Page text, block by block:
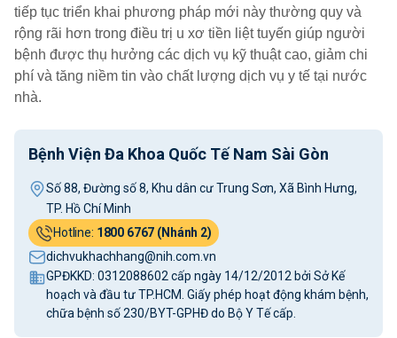
tiếp tục triển khai phương pháp mới này thường quy và
rộng rãi hơn trong điều trị u xơ tiền liệt tuyến giúp người
bệnh được thụ hưởng các dịch vụ kỹ thuật cao, giảm chi
phí và tăng niềm tin vào chất lượng dịch vụ y tế tại nước
nhà.
Bệnh Viện Đa Khoa Quốc Tế Nam Sài Gòn
Số 88, Đường số 8, Khu dân cư Trung Sơn, Xã Bình Hưng,
TP. Hồ Chí Minh
Hotline: 1800 6767 (Nhánh 2)
dichvukhachhang@nih.com.vn
GPĐKKD: 0312088602 cấp ngày 14/12/2012 bởi Sở Kế
hoạch và đầu tư TP.HCM. Giấy phép hoạt động khám bệnh,
chữa bệnh số 230/BYT-GPHĐ do Bộ Y Tế cấp.